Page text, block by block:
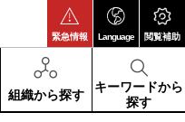
緊急情報 Language 閲覧補助
組織から探す
キーワードから
探す